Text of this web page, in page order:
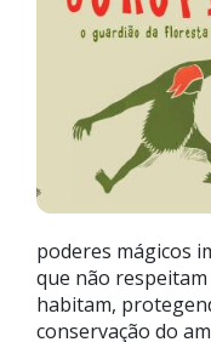
poderes mágicos
que não
habitam,
conservação do